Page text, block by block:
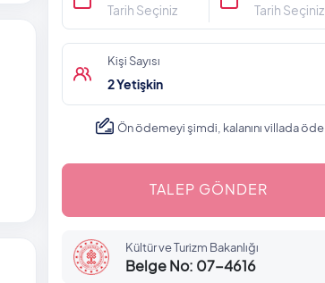
Tarih Seçiniz Tarih Seçiniz
Kişi Sayısı
2 Yetişkin
Ön ödemeyi şimdi, kalanını villada öde
TALEP GÖNDER
Kültür ve Turizm Bakanlığı
Belge No: 07-4616